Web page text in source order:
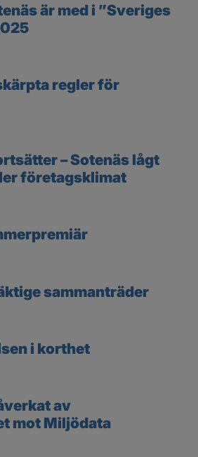
är med i ”Sveriges
regler för
– Sotenäs lågt
företagsklimat
sammanträder
i korthet
av
mot Miljödata